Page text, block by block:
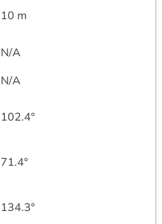
10 m
N/A
N/A
102.4°
71.4°
134.3°